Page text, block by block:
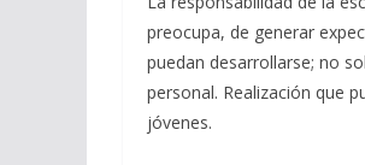
preocupa, de generar
puedan desarrollarse; no
personal. Realización que
jóvenes.